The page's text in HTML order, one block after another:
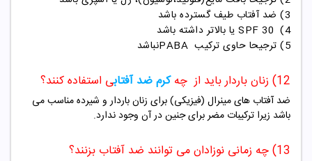
3) ضد آفتاب طیف گسترده باشد
4)
30
SPF یا بالاتر داشته باشد
5) ترجیحا حاوی ترکیب
PABAنباشد
12) زنان باردار باید از چه کرم ضد آفتابی استفاده کنند؟
ضد آفتاب های مینرال (فیزیکی) برای زنان باردار و شیرده مناسب می
باشد زیرا ترکیبات مضر برای جنین در آن وجود ندارد.
13) چه زمانی نوزادان می توانند ضد آفتاب بزنند؟